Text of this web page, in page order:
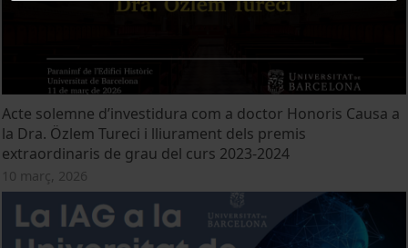
Acte solemne d’investidura com a doctor Honoris Causa a
la Dra. Özlem Tureci i lliurament dels premis
extraordinaris de grau del curs 2023-2024
10 març, 2026